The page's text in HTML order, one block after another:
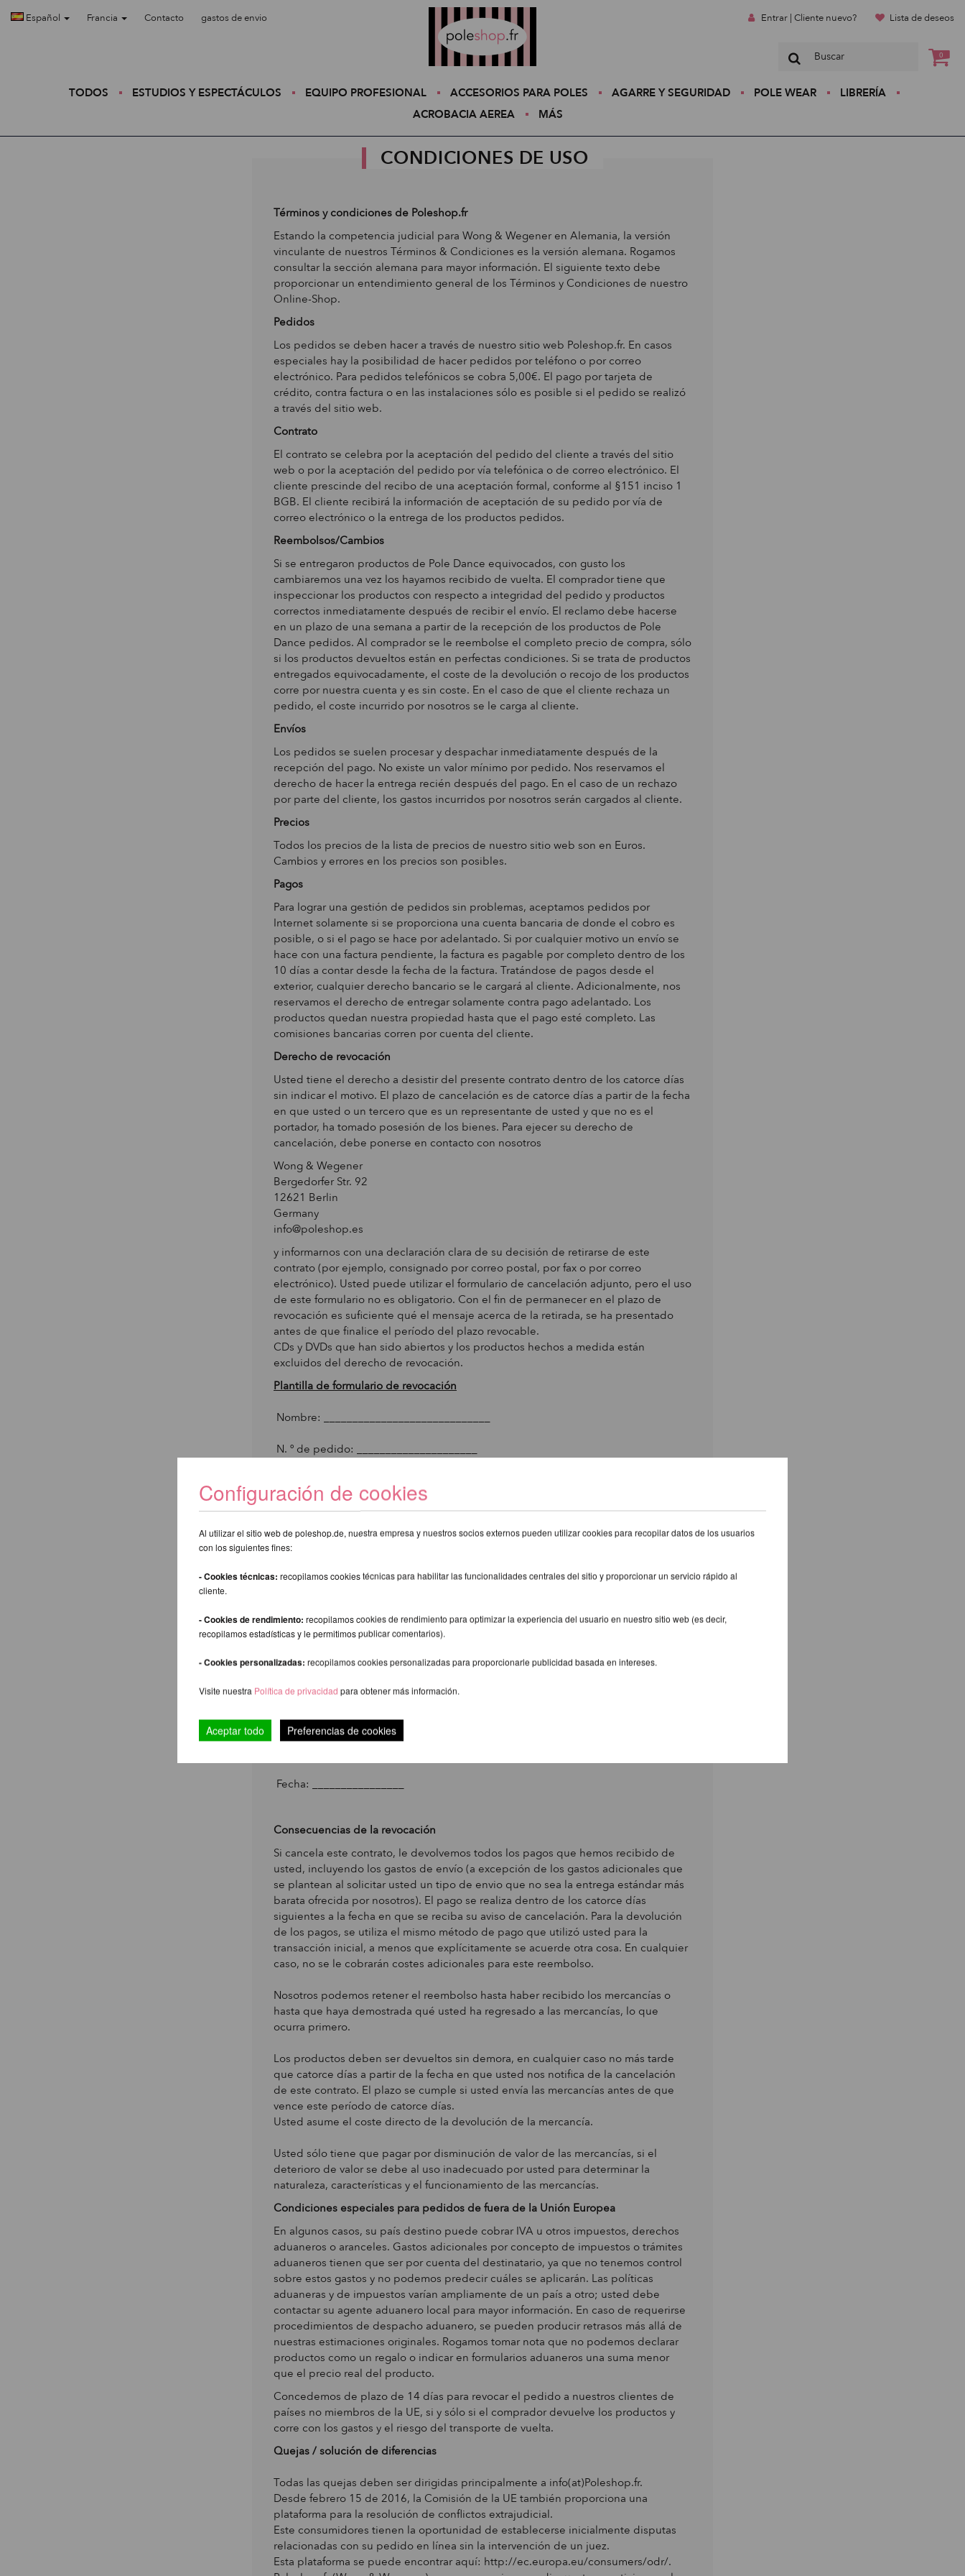
Español Francia Contacto gastos de envio Entrar | Cliente nuevo? Lista de deseos
0
TODOS ESTUDIOS Y ESPECTÁCULOS EQUIPO PROFESIONAL ACCESORIOS PARA POLES AGARRE Y SEGURIDAD POLE WEAR
LIBRERÍA
ACROBACIA AEREA
MÁS
CONDICIONES DE USO
Términos y condiciones de Poleshop.fr
Estando la competencia judicial para Wong & Wegener en Alemania, la versión
vinculante de nuestros Términos & Condiciones es la versión alemana. Rogamos
consultar la sección alemana para mayor información. El siguiente texto debe
proporcionar un entendimiento general de los Términos y Condiciones de nuestro
Online-Shop.
Pedidos
Los pedidos se deben hacer a través de nuestro sitio web Poleshop.fr. En casos
especiales hay la posibilidad de hacer pedidos por teléfono o por correo
electrónico. Para pedidos telefónicos se cobra 5,00€. El pago por tarjeta de
crédito, contra factura o en las instalaciones sólo es posible si el pedido se realizó
a través del sitio web.
Contrato
El contrato se celebra por la aceptación del pedido del cliente a través del sitio
web o por la aceptación del pedido por vía telefónica o de correo electrónico. El
cliente prescinde del recibo de una aceptación formal, conforme al §151 inciso 1
BGB. El cliente recibirá la información de aceptación de su pedido por vía de
correo electrónico o la entrega de los productos pedidos.
Reembolsos/Cambios
Si se entregaron productos de Pole Dance equivocados, con gusto los
cambiaremos una vez los hayamos recibido de vuelta. El comprador tiene que
inspeccionar los productos con respecto a integridad del pedido y productos
correctos inmediatamente después de recibir el envío. El reclamo debe hacerse
en un plazo de una semana a partir de la recepción de los productos de Pole
Dance pedidos. Al comprador se le reembolse el completo precio de compra, sólo
si los productos devueltos están en perfectas condiciones. Si se trata de productos
entregados equivocadamente, el coste de la devolución o recojo de los productos
corre por nuestra cuenta y es sin coste. En el caso de que el cliente rechaza un
pedido, el coste incurrido por nosotros se le carga al cliente.
Envíos
Los pedidos se suelen procesar y despachar inmediatamente después de la
recepción del pago. No existe un valor mínimo por pedido. Nos reservamos el
derecho de hacer la entrega recién después del pago. En el caso de un rechazo
por parte del cliente, los gastos incurridos por nosotros serán cargados al cliente.
Precios
Todos los precios de la lista de precios de nuestro sitio web son en Euros.
Cambios y errores en los precios son posibles.
Pagos
Para lograr una gestión de pedidos sin problemas, aceptamos pedidos por
Internet solamente si se proporciona una cuenta bancaria de donde el cobro es
posible, o si el pago se hace por adelantado. Si por cualquier motivo un envío se
hace con una factura pendiente, la factura es pagable por completo dentro de los
10 días a contar desde la fecha de la factura. Tratándose de pagos desde el
exterior, cualquier derecho bancario se le cargará al cliente. Adicionalmente, nos
reservamos el derecho de entregar solamente contra pago adelantado. Los
productos quedan nuestra propiedad hasta que el pago esté completo. Las
comisiones bancarias corren por cuenta del cliente.
Derecho de revocación
Usted tiene el derecho a desistir del presente contrato dentro de los catorce días
sin indicar el motivo. El plazo de cancelación es de catorce días a partir de la fecha
en que usted o un tercero que es un representante de usted y que no es el
portador, ha tomado posesión de los bienes. Para ejecer su derecho de
cancelación, debe ponerse en contacto con nosotros
Wong & Wegener
Bergedorfer Str. 92
12621 Berlin
Germany
info@poleshop.es
y informarnos con una declaración clara de su decisión de retirarse de este
contrato (por ejemplo, consignado por correo postal, por fax o por correo
electrónico). Usted puede utilizar el formulario de cancelación adjunto, pero el uso
de este formulario no es obligatorio. Con el fin de permanecer en el plazo de
revocación es suficiente qué el mensaje acerca de la retirada, se ha presentado
antes de que finalice el período del plazo revocable.
CDs y DVDs que han sido abiertos y los productos hechos a medida están
excluidos del derecho de revocación.
Plantilla de formulario de revocación
Nombre: _____________________________
N. º de pedido: _____________________
___________________________________________
Mis datos bancarios para el reembolso (si el metodo de pago es transferencia
___________________________________________
Número de seguimiento: ____________________ Servicio a domicilio:
________________
Fecha: ________________
Consecuencias de la revocación
Si cancela este contrato, le devolvemos todos los pagos que hemos recibido de
usted, incluyendo los gastos de envío (a excepción de los gastos adicionales que
se plantean al solicitar usted un tipo de envio que no sea la entrega estándar más
barata ofrecida por nosotros). El pago se realiza dentro de los catorce días
siguientes a la fecha en que se reciba su aviso de cancelación. Para la devolución
de los pagos, se utiliza el mismo método de pago que utilizó usted para la
transacción inicial, a menos que explícitamente se acuerde otra cosa. En cualquier
caso, no se le cobrarán costes adicionales para este reembolso.
Nosotros podemos retener el reembolso hasta haber recibido los mercancías o
hasta que haya demostrada qué usted ha regresado a las mercancías, lo que
ocurra primero.
Los productos deben ser devueltos sin demora, en cualquier caso no más tarde
que catorce días a partir de la fecha en que usted nos notifica de la cancelación
de este contrato. El plazo se cumple si usted envía las mercancías antes de que
vence este período de catorce días.
Usted asume el coste directo de la devolución de la mercancía.
Usted sólo tiene que pagar por disminución de valor de las mercancías, si el
deterioro de valor se debe al uso inadecuado por usted para determinar la
naturaleza, características y el funcionamiento de las mercancías.
Condiciones especiales para pedidos de fuera de la Unión Europea
En algunos casos, su país destino puede cobrar IVA u otros impuestos, derechos
aduaneros o aranceles. Gastos adicionales por concepto de impuestos o trámites
aduaneros tienen que ser por cuenta del destinatario, ya que no tenemos control
sobre estos gastos y no podemos predecir cuáles se aplicarán. Las políticas
aduaneras y de impuestos varían ampliamente de un país a otro; usted debe
contactar su agente aduanero local para mayor información. En caso de requerirse
procedimientos de despacho aduanero, se pueden producir retrasos más allá de
nuestras estimaciones originales. Rogamos tomar nota que no podemos declarar
productos como un regalo o indicar en formularios aduaneros una suma menor
que el precio real del producto.
Concedemos de plazo de 14 días para revocar el pedido a nuestros clientes de
países no miembros de la UE, si y sólo si el comprador devuelve los productos y
corre con los gastos y el riesgo del transporte de vuelta.
Quejas / solución de diferencias
Todas las quejas deben ser dirigidas principalmente a info(at)Poleshop.fr.
Desde febrero 15 de 2016, la Comisión de la UE también proporciona una
plataforma para la resolución de conflictos extrajudicial.
Este consumidores tienen la oportunidad de establecerse inicialmente disputas
relacionadas con su pedido en línea sin la intervención de un juez.
Esta plataforma se puede encontrar aquí: http://ec.europa.eu/consumers/odr/.
Configuración de cookies
Al utilizar el sitio web de poleshop.de, nuestra empresa y nuestros socios externos pueden utilizar cookies para recopilar datos de los usuarios
con los siguientes fines:
- Cookies técnicas: recopilamos cookies técnicas para habilitar las funcionalidades centrales del sitio y proporcionar un servicio rápido al
cliente.
- Cookies de rendimiento: recopilamos cookies de rendimiento para optimizar la experiencia del usuario en nuestro sitio web (es decir,
recopilamos estadísticas y le permitimos publicar comentarios).
- Cookies personalizadas: recopilamos cookies personalizadas para proporcionarle publicidad basada en intereses.
Visite nuestra Política de privacidad para obtener más información.
Aceptar todo Preferencias de cookies